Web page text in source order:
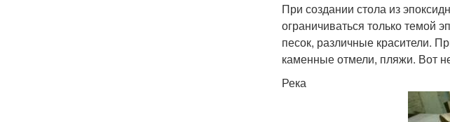
При создании стола из
ограничиваться только темой
песок, различные красители.
каменные отмели, пляжи. Вот
Река